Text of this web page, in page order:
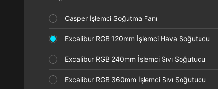
Casper İşlemci Soğutma Fanı
Excalibur RGB 120mm İşlemci Hava Soğutucu
Excalibur RGB 240mm İşlemci Sıvı Soğutucu
Excalibur RGB 360mm İşlemci Sıvı Soğutucu